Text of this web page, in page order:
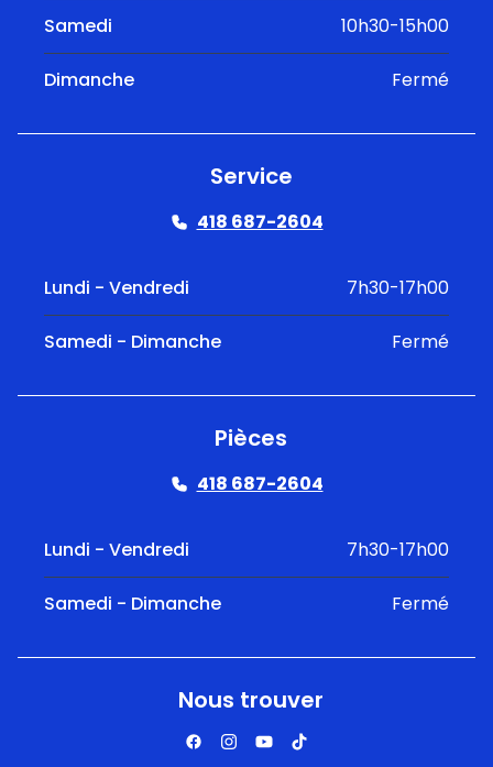
Samedi 10h30-15h00
Dimanche Fermé
Service
418 687-2604
Lundi - Vendredi 7h30-17h00
Samedi - Dimanche Fermé
Pièces
418 687-2604
Lundi - Vendredi 7h30-17h00
Samedi - Dimanche Fermé
Nous trouver